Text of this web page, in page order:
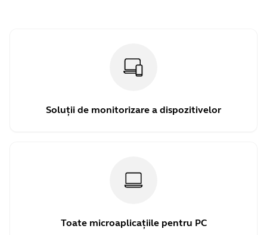
Soluții de monitorizare a dispozitivelor
Toate microaplicațiile pentru PC